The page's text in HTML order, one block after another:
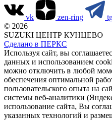
vk zen-ring
© 2026
SUZUKI ЦЕНТР КУНЦЕВО
Сделано в ПЕРКС
Используя сайт, вы
данных и использованием
можно отключить в любой
обеспечения оптимальной
пользовательского опыта на
системы веб-аналитики
использование сайта, Вы
указанных технологий и